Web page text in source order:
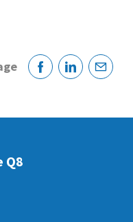
FacebookLinkedinCourriel
Q8